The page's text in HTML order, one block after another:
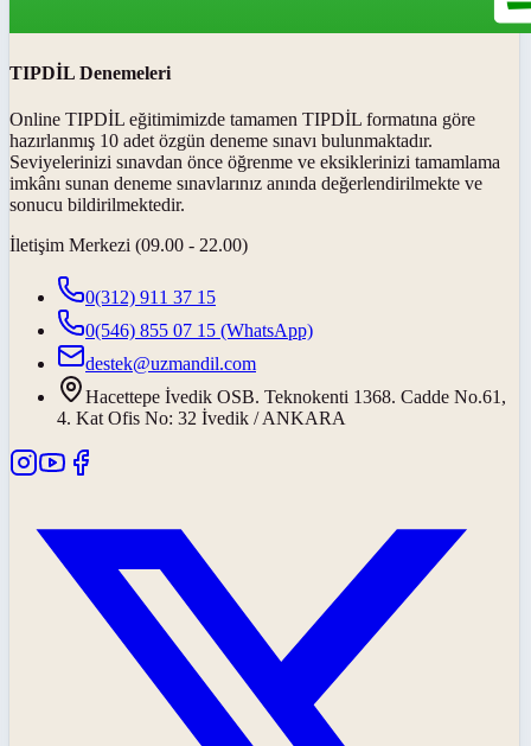
TIPDİL Denemeleri
Online TIPDİL eğitimimizde tamamen TIPDİL formatına göre
hazırlanmış 10 adet özgün deneme sınavı bulunmaktadır.
Seviyelerinizi sınavdan önce öğrenme ve eksiklerinizi tamamlama
imkânı sunan deneme sınavlarınız anında değerlendirilmekte ve
sonucu bildirilmektedir.
İletişim Merkezi (09.00 - 22.00)
0(312) 911 37 15
0(546) 855 07 15 (WhatsApp)
destek@uzmandil.com
Hacettepe İvedik OSB. Teknokenti 1368. Cadde No.61,
4. Kat Ofis No: 32 İvedik / ANKARA